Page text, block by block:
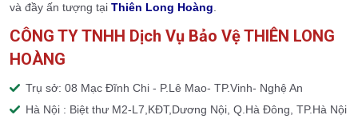
và đầy ấn tượng tại Thiên Long Hoàng
CÔNG TY TNHH Dịch Vụ Bảo Vệ THIÊN LONG
HOÀNG
Trụ sở: 08 Mạc Đĩnh Chi - P.Lê Mao- TP.Vinh- Nghệ An
Hà Nội : Biệt thư M2-L7,KĐT,Dương Nội, Q.Hà Đông, TP.Hà Nội